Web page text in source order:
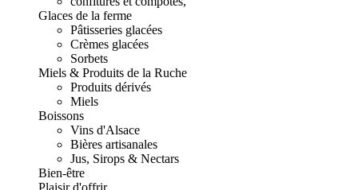
Glaces de la ferme
Pâtisseries glacées
Crèmes glacées
Sorbets
Miels & Produits de la Ruche
Produits dérivés
Miels
Boissons
Vins d'Alsace
Bières artisanales
Jus, Sirops & Nectars
Bien-être
Plaisir d'offrir